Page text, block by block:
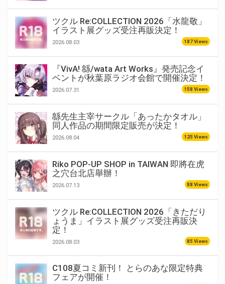
ツクル Re:COLLECTION 2026「水龍敬」
イラスト展グッズ受注再販決定！
2026.08.03 187 Views
『VivA! 緜/wata Art Works』発売記念イ
ベントが秋葉原ラジオ会館で開催決定！
2026.07.31 158 Views
緜先生主宰サークル「あったかタオル」
同人作品の期間限定販売が決定！
2026.08.04 125 Views
Riko POP-UP SHOP in TAIWAN 即將在虎
之穴台北店舉辦！
2026.07.13 88 Views
ツクル Re:COLLECTION 2026「きただり
ょうま」イラスト展グッズ受注再販決
定！
2026.08.03 85 Views
C108夏コミ新刊！ とらのあな限定特典
フェアが開催！